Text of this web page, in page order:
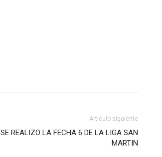
Artículo siguiente
SE REALIZO LA FECHA 6 DE LA LIGA SAN
MARTIN